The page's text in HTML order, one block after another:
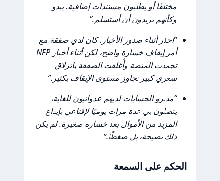
مختلفًا أو يطلبون مستندات إضافية. يبدو
وكأنهم يريدون أن أستسلم.”
“احذر أثناء صدور الأخبار. كان لدي صفقة مع
أمر إيقاف خسارة واضح، لكن أثناء أخبار NFP
تجمدت المنصة وأُغلقت الصفقة بانزلاق
سعري كبير تجاوز مستوى الإيقاف بكثير.”
“مديرو الحسابات لديهم عدوانيون للغاية،
يتصلون بي عدة مرات يوميًا لإقناعي بإيداع
المزيد من الأموال بعد خسارة صغيرة. لم يكن
ذلك نصيحة، بل ضغطًا.”
الحكم على السمعة